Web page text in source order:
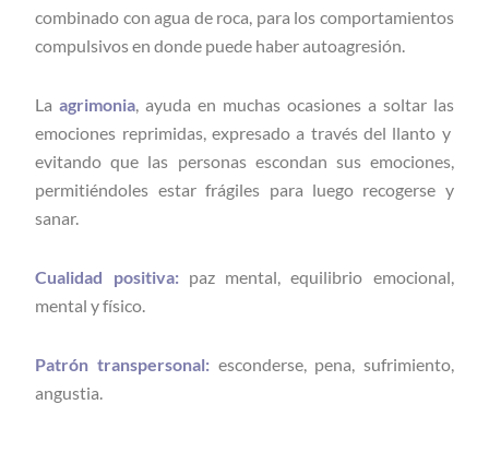
combinado con agua de roca, para los comportamientos
compulsivos en donde puede haber autoagresión.
Laagrimonia, ayuda en muchas ocasiones a soltar las
emociones reprimidas, expresado a través del llanto y
evitando que las personas escondan sus emociones,
permitiéndoles estar frágiles para luego recogerse y
sanar.
Cualidad positiva: paz mental, equilibrio emocional,
mental y físico.
Patrón transpersonal:esconderse, pena, sufrimiento,
angustia.